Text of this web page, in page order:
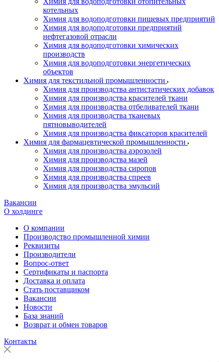
котельных
Химия для водоподготовки пищевых предприятий
Химия для водоподготовки предприятий
нефтегазовой отрасли
Химия для водоподготовки химических
производств
Химия для водоподготовки энергетических
объектов
Химия для текстильной промышленности
Химия для производства антистатических добавок
Химия для производства красителей ткани
Химия для производства отбеливателей ткани
Химия для производства тканевых
пятновыводителей
Химия для производства фиксаторов красителей
Химия для фармацевтической промышленности
Химия для производства аэрозолей
Химия для производства мазей
Химия для производства сиропов
Химия для производства спреев
Химия для производства эмульсий
Вакансии
О холдинге
О компании
Производство промышленной химии
Реквизиты
Производители
Вопрос-ответ
Сертификаты и паспорта
Доставка и оплата
Стать поставщиком
Вакансии
Новости
База знаний
Возврат и обмен товаров
Контакты